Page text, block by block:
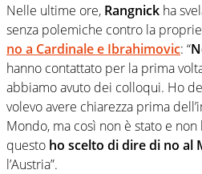
Nelle ultime ore, Rangnick ha
senza polemiche contro la
no a Cardinale e Ibrahimovic: “
hanno contattato per la prima
abbiamo avuto dei colloqui. Ho
volevo avere chiarezza prima
Mondo, ma così non è stato e non
questo ho scelto di dire di no al
l’Austria”.